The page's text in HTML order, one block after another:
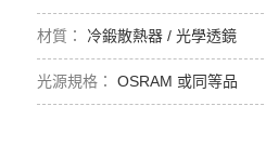
冷鍛散熱器 / 光學透鏡
OSRAM 或同等品